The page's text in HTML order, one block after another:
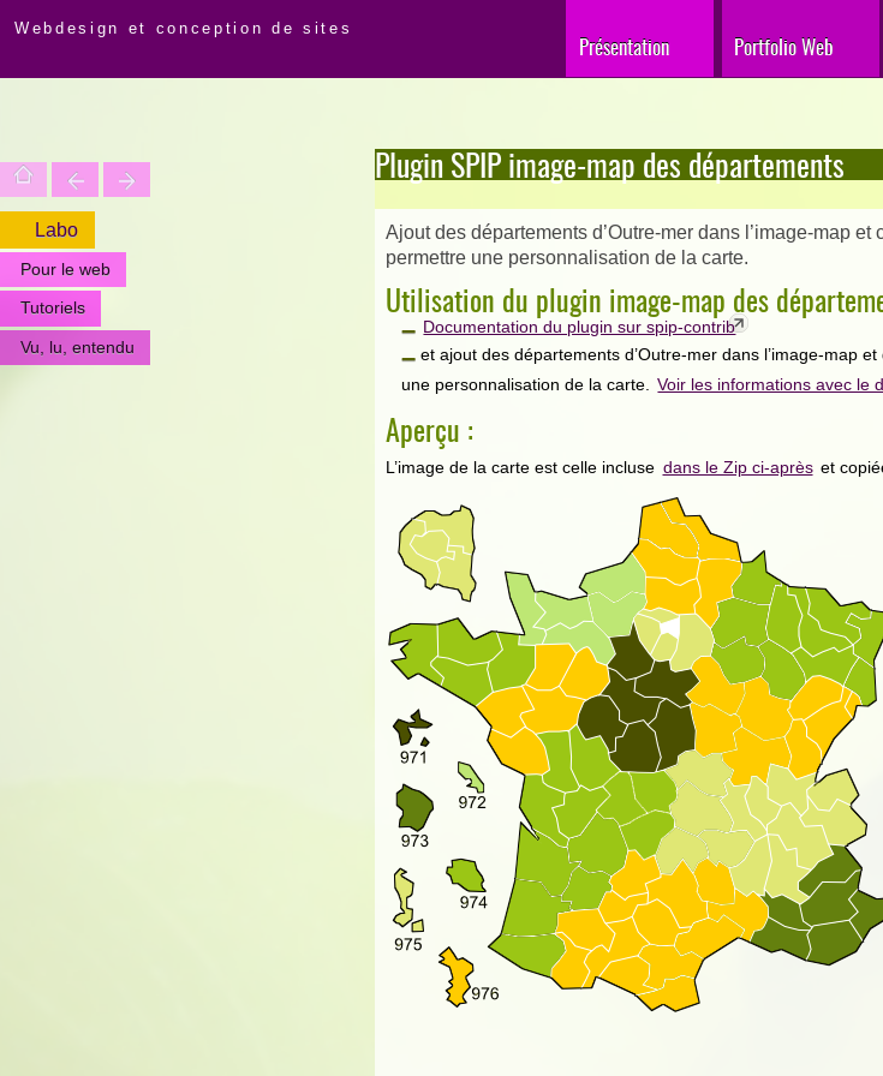
Webdesign et conception de sites
Présentation Portfolio Web
Plugin SPIP image-map des départements
Ajout des départements d’Outre-mer dans l’image-map et
permettre une personnalisation de la carte.
Utilisation du plugin image-map des
Documentation du plugin sur spip-contrib
et ajout des départements d’Outre-mer dans l’image-map et
une personnalisation de la carte.
Voir les informations avec le
Aperçu :
L’image de la carte est celle incluse dans le Zip ci-après et
Labo
Pour le web
Tutoriels
Vu, lu, entendu